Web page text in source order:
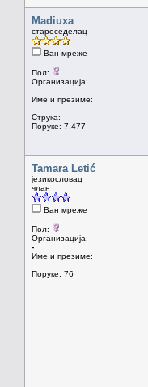
Madiuxa
староседелац
Ван мреже
Пол:
Организација:
Име и презиме:
Струка:
Поруке: 7.477
Tamara Letić
језикословац
члан
Ван мреже
Пол:
Организација:
-
Име и презиме:
Поруке: 76